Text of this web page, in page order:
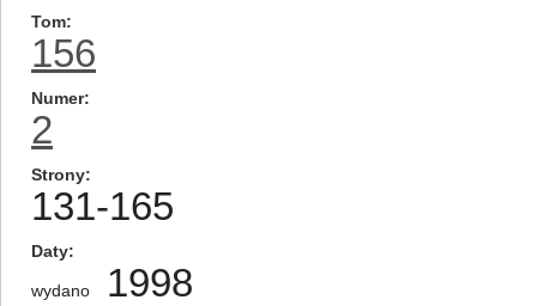
Tom
156
Numer
2
Strony
131-165
Daty
wydano 1998